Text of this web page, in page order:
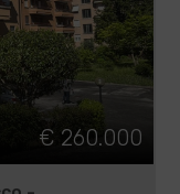
€ 260.000